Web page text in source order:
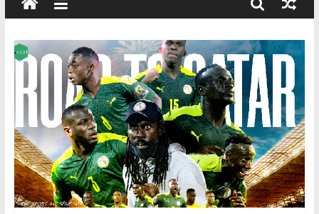
production